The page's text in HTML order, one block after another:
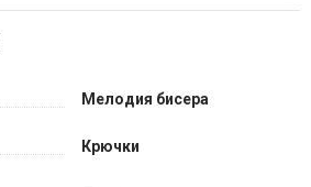
Мелодия бисера
Крючки